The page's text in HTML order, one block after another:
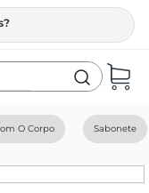
O Corpo Sabonete